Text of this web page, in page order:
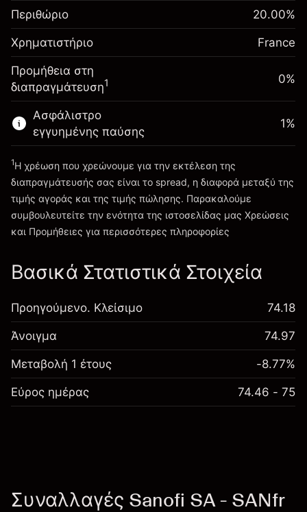
Μέγεθος διαπραγμάτευσης με μόχλευση
~€5,000.00
Χρήματα από μόχλευση ~
Πηγαίνετε στην πλατφόρμα
Αναπροσαρμογή
χρηματοδότησης κατά
τη διάρκεια της νύχτας
Χρεώσεις από την πλήρη αξία
της θέσης
-0.004915
%
(-€0.25)
Μέγεθος διαπραγμάτευσης με μόχλευση
€5,000.00
Χρήματα από μόχλευση ~
Πηγαίνετε στην πλατφόρμα
Περιθώριο 20.00%
Χρηματιστήριο France
Προμήθεια στη
διαπραγμάτευση1 0%
Ασφάλιστρο
εγγυημένης παύσης
Χρεώσεις και Τέλη
1%
1Η χρέωση που χρεώνουμε για την εκτέλεση της
διαπραγμάτευσής σας είναι το spread, η διαφορά μεταξύ της
τιμής αγοράς και της τιμής πώλησης. Παρακαλούμε
συμβουλευτείτε την ενότητα της ιστοσελίδας μας Χρεώσεις
και Προμήθειες για περισσότερες πληροφορίες
Βασικά Στατιστικά Στοιχεία
Προηγούμενο. Κλείσιμο 74.18
Άνοιγμα 74.97
Μεταβολή 1 έτους -8.77%
Εύρος ημέρας 74.46 - 75
Συναλλαγές Sanofi SA - SANfr